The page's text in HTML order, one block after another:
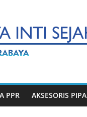
PPR AKSESORIS PIPA